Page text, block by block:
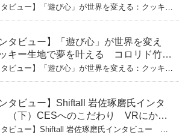
（下） 起業は「影響力」のため。愛と
育て哲学
タビュー】「遊び心」が世界を変える：クッキー
叶える コロリド竹内ひとみ（下） 起業は「影
タビュー】「遊び心」が世界を変え
キー生地で夢を叶える コロリド竹内
（上） クッキー生地に込めた「誰でも
という哲学
タビュー】「遊び心」が世界を変える：クッキー
叶える コロリド竹内ひとみ（上） クッキー
ンタビュー】Shiftall 岩佐琢磨氏インタ
（下）CESへのこだわり VRにかけ
タビュー】Shiftall 岩佐琢磨氏インタビュー